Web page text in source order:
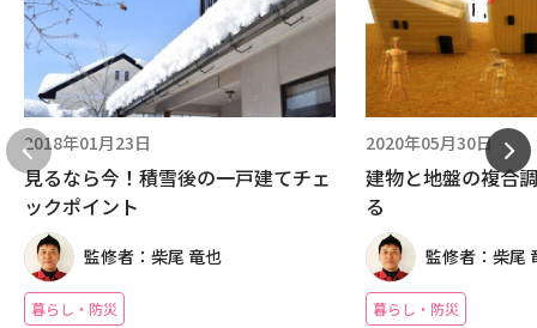
2018年01月23日
見るなら今！積雪後の一戸建てチェ
ックポイント
監修者：柴尾 竜也
暮らし・防災
2020年05月30日
建物と地盤の複合
る
監修者：柴尾
暮らし・防災